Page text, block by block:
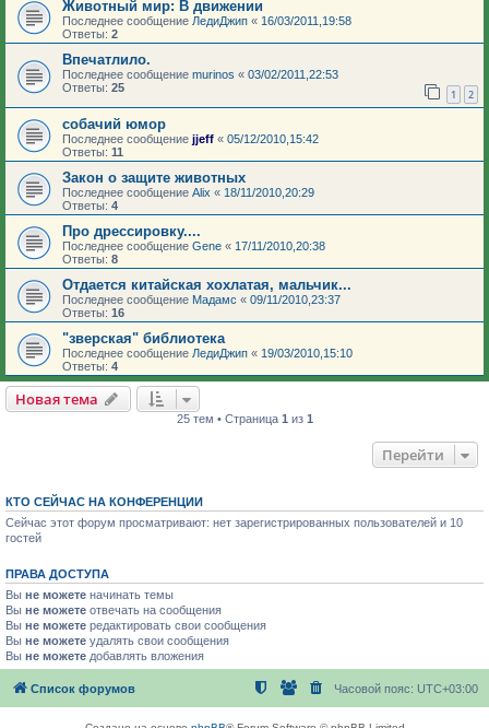
Животный мир: В движении
Последнее сообщение ЛедиДжип « 16/03/2011,19:58
Ответы: 2
Впечатлило.
Последнее сообщение murinos « 03/02/2011,22:53
Ответы: 25 1 2
собачий юмор
Последнее сообщение jjeff « 05/12/2010,15:42
Ответы: 11
Закон о защите животных
Последнее сообщение Alix « 18/11/2010,20:29
Ответы: 4
Про дрессировку....
Последнее сообщение Gene « 17/11/2010,20:38
Ответы: 8
Отдается китайская хохлатая, мальчик...
Последнее сообщение Мадамс « 09/11/2010,23:37
Ответы: 16
"зверская" библиотека
Последнее сообщение ЛедиДжип « 19/03/2010,15:10
Ответы: 4
Новая тема
25 тем • Страница 1 из 1
Перейти
КТО СЕЙЧАС НА КОНФЕРЕНЦИИ
Сейчас этот форум просматривают: нет зарегистрированных пользователей и 10
гостей
ПРАВА ДОСТУПА
Вы не можете начинать темы
Вы не можете отвечать на сообщения
Вы не можете редактировать свои сообщения
Вы не можете удалять свои сообщения
Вы не можете добавлять вложения
Список форумов Часовой пояс: UTC+03:00